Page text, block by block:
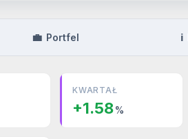
💼 Portfel ℹ️
KWARTAŁ
+1.58%